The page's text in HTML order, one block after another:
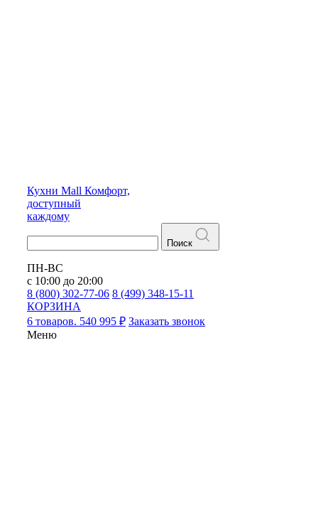
Кухни Mall Комфорт,
доступный
каждому
Поиск
ПН-ВС
с 10:00 до 20:00
8 (800) 302-77-06 8 (499) 348-15-11
КОРЗИНА
6 товаров. 540 995 ₽ Заказать звонок
Меню